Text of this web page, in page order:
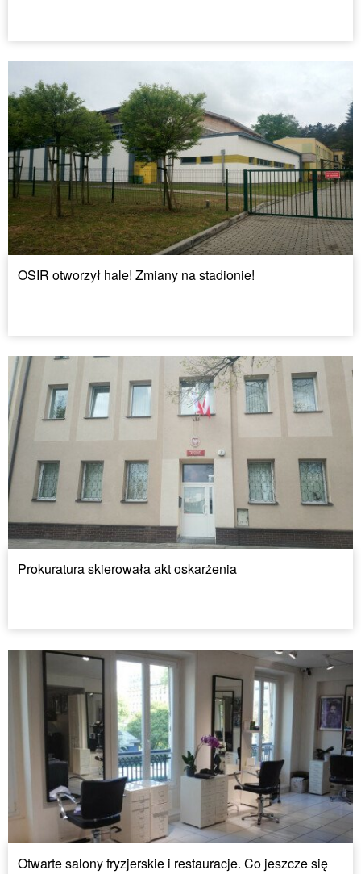
OSIR otworzył hale! Zmiany na stadionie!
Prokuratura skierowała akt oskarżenia
Otwarte salony fryzjerskie i restauracje. Co jeszcze się